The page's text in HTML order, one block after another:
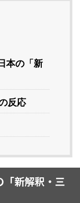
本の「新
反応
「新解釈・三